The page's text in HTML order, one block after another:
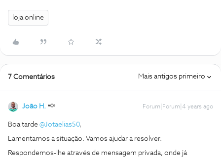
loja online
7 Comentários Mais antigos primeiro
João H. Forum|Forum|4 years ago
Boa tarde @Jotaelias50,
Lamentamos a situação. Vamos ajudar a resolver.
Respondemos-lhe através de mensagem privada, onde já